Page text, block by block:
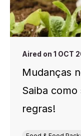
Aired on 1 OCT
Mudanças
Saiba como
regras!